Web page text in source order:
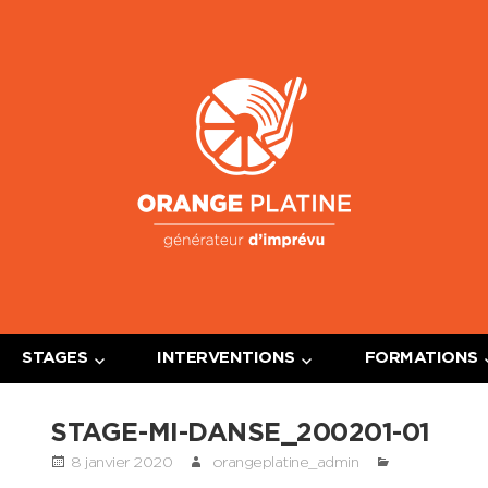
STAGES INTERVENTIONS FORMATIONS
STAGE-MI-DANSE_200201-01
8 janvier 2020 orangeplatine_admin